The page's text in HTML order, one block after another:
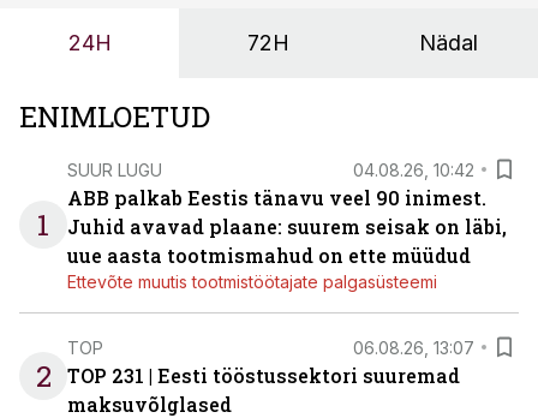
OÜ tegevjuht Sander Mitendorf.
24H 72H Nädal
ENIMLOETUD
1
SUUR LUGU 04.08.26, 10:42
ABB palkab Eestis tänavu veel 90 inimest.
Juhid avavad plaane: suurem seisak on läbi,
uue aasta tootmismahud on ette müüdud
Ettevõte muutis tootmistöötajate palgasüsteemi
2
TOP 06.08.26, 13:07
TOP 231 | Eesti tööstussektori suuremad
maksuvõlglased